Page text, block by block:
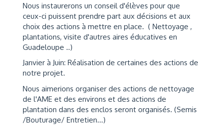
Nous instaurerons un conseil d'élèves pour que
ceux-ci puissent prendre part aux décisions et aux
choix des actions à mettre en place. ( Nettoyage ,
plantations, visite d'autres aires éducatives en
Guadeloupe ..)
Janvier à Juin: Réalisation de certaines des actions de
notre projet.
Nous aimerions organiser des actions de nettoyage
de l'AME et des environs et des actions de
plantation dans des enclos seront organisés. (Semis
/Bouturage/ Entretien...)